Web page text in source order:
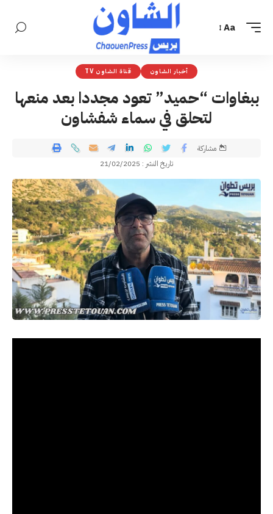
Aa
أخبار الشاون قناة الشاون TV
ببغاوات “حميد” تعود مجددا بعد منعها
لتحلق في سماء شفشاون
تاريخ النشر : 21/02/2025
مشاركة